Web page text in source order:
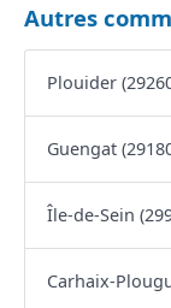
Autres
Plouider
Guengat
Île-de-Sein
Carhaix-